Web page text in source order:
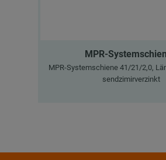
MPR-
MPR-Systemschiene 41/21/2,0,
sendzimirverzinkt